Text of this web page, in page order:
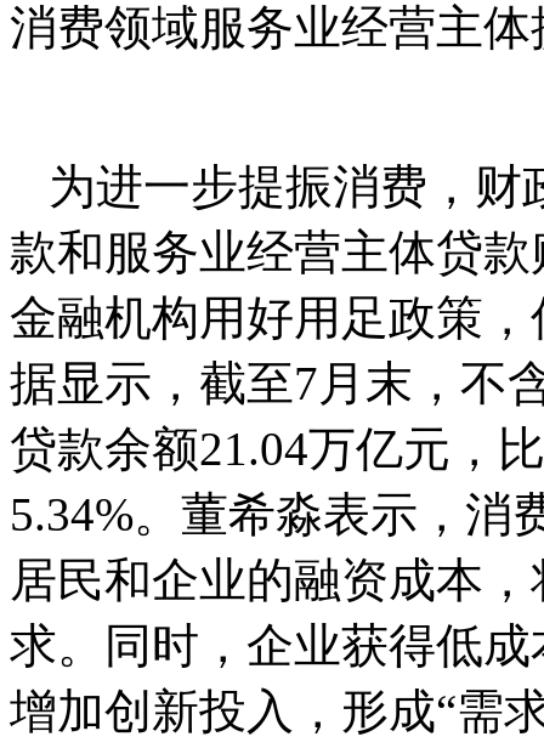
消费领域服务业经营主
为进一步提振消费，
款和服务业经营主体贷
金融机构用好用足政策
据显示，截至7月末，不
贷款余额21.04万亿元，
5.34%。董希淼表示，消
居民和企业的融资成本
求。同时，企业获得低
增加创新投入，形成“需